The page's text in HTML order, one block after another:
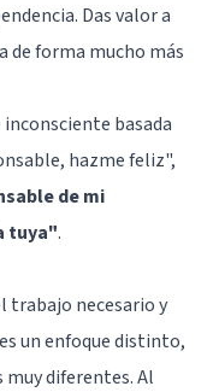
Das valor a
de forma mucho más
basada
hazme feliz",
de mi
tuya".
trabajo necesario y
un enfoque distinto,
diferentes. Al